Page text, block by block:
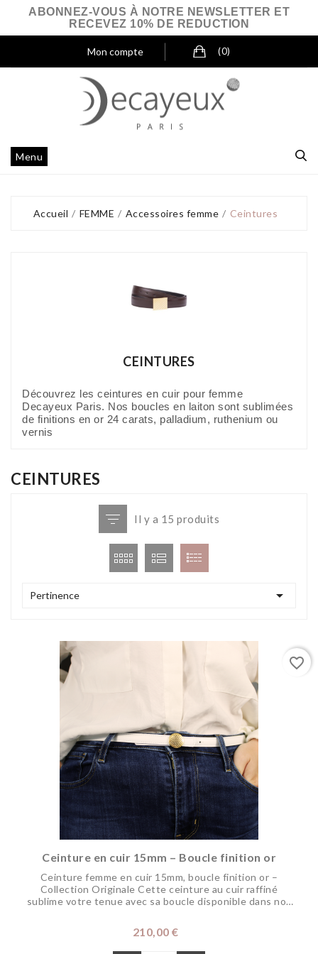
ABONNEZ-VOUS À NOTRE NEWSLETTER ET
RECEVEZ 10% DE REDUCTION
Mon compte (0)
Menu
Accueil FEMME Accessoires femme Ceintures
CEINTURES
Découvrez les ceintures en cuir pour femme
Decayeux Paris. Nos boucles en laiton sont sublimées
de finitions en or 24 carats, palladium, ruthenium ou
vernis
CEINTURES
Il y a 15 produits
Pertinence 
Ceinture en cuir 15mm – Boucle finition or
Ceinture femme en cuir 15mm, boucle finition or –
Collection Originale Cette ceinture au cuir raffiné
sublime votre tenue avec sa boucle disponible dans nos
210,00 €
favorite_border